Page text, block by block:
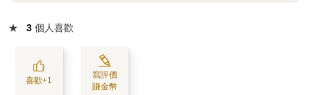
★ 3 個人喜歡
喜歡+1
寫評價
賺金幣